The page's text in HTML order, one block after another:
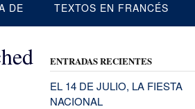
DE TEXTOS EN FRANCÉS
ENTRADAS RECIENTES
EL 14 DE JULIO, LA FIESTA
NACIONAL